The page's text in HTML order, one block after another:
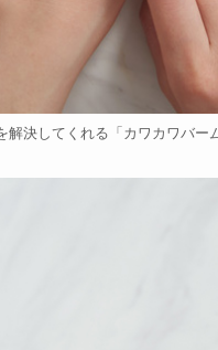
決してくれる「カワカワバー